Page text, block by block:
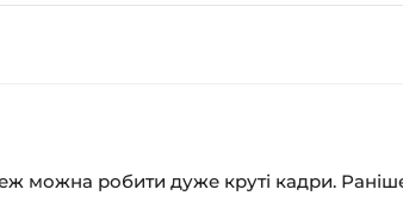
можна робити дуже круті кадри.